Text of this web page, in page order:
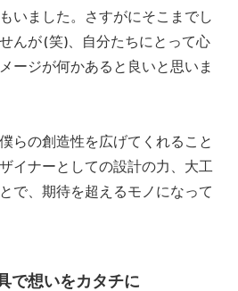
いました。さすがにそこまでし
んが (笑)、自分たちにとって心
ージが何かあると良いと思いま
らの創造性を広げてくれること
イナーとしての設計の力、大工
で、期待を超えるモノになって
で想いをカタチに